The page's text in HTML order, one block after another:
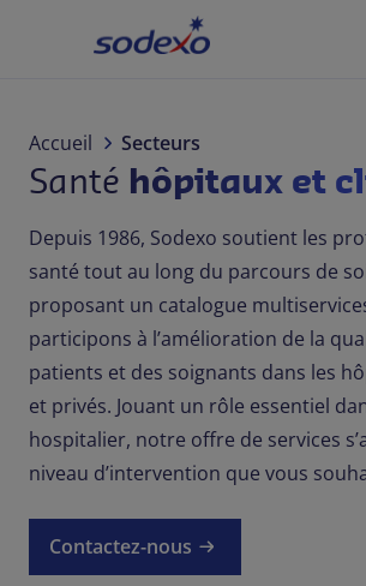
Secteurs
Marques et Services
Qui sommes-nous
Responsabilité d'entreprise
Blog
Carrière
Contact
Accueil Secteurs
Santé hôpitaux et
Depuis 1986, Sodexo soutient les
santé tout au long du parcours de
proposant un catalogue
participons à l’amélioration de la
patients et des soignants dans les
et privés. Jouant un rôle essentiel
hospitalier, notre offre de services
niveau d’intervention que vous
Contactez-nous